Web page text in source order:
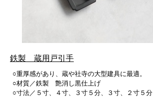
鉄製 蔵用戸引手
○重厚感があり、蔵や社寺の大型建具に最適。
○材質／鉄製 艶消し黒仕上げ
○寸法／５寸、４寸、３寸５分、３寸、２寸５分